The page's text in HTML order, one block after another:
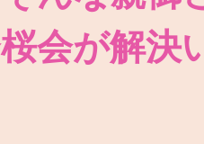
会が解決